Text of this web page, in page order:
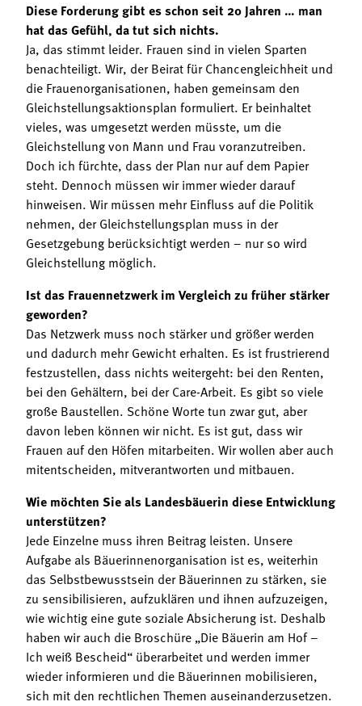
Diese Forderung gibt es schon seit 20 Jahren … man
hat das Gefühl, da tut sich nichts.
Ja, das stimmt leider. Frauen sind in vielen Sparten
benachteiligt. Wir, der Beirat für Chancengleichheit und
die Frauenorganisationen, haben gemeinsam den
Gleichstellungsaktionsplan formuliert. Er beinhaltet
vieles, was umgesetzt werden müsste, um die
Gleichstellung von Mann und Frau voranzutreiben.
Doch ich fürchte, dass der Plan nur auf dem Papier
steht. Dennoch müssen wir immer wieder darauf
hinweisen. Wir müssen mehr Einfluss auf die Politik
nehmen, der Gleichstellungsplan muss in der
Gesetzgebung berücksichtigt werden – nur so wird
Gleichstellung möglich.
Ist das Frauennetzwerk im Vergleich zu früher stärker
geworden?
Das Netzwerk muss noch stärker und größer werden
und dadurch mehr Gewicht erhalten. Es ist frustrierend
festzustellen, dass nichts weitergeht: bei den Renten,
bei den Gehältern, bei der Care-Arbeit. Es gibt so viele
große Baustellen. Schöne Worte tun zwar gut, aber
davon leben können wir nicht. Es ist gut, dass wir
Frauen auf den Höfen mitarbeiten. Wir wollen aber auch
mitentscheiden, mitverantworten und mitbauen.
Wie möchten Sie als Landesbäuerin diese Entwicklung
unterstützen?
Jede Einzelne muss ihren Beitrag leisten. Unsere
Aufgabe als Bäuerinnenorganisation ist es, weiterhin
das Selbstbewusstsein der Bäuerinnen zu stärken, sie
zu sensibilisieren, aufzuklären und ihnen aufzuzeigen,
wie wichtig eine gute soziale Absicherung ist. Deshalb
haben wir auch die Broschüre „Die Bäuerin am Hof –
Ich weiß Bescheid“ überarbeitet und werden immer
wieder informieren und die Bäuerinnen mobilisieren,
sich mit den rechtlichen Themen auseinanderzusetzen.